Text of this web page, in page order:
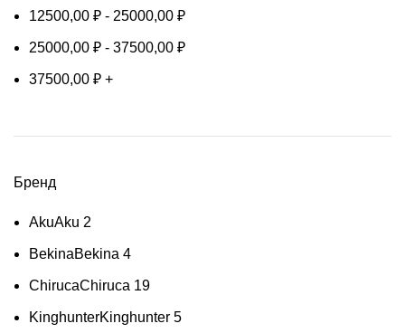
12500,00 ₽ - 25000,00 ₽
25000,00 ₽ - 37500,00 ₽
37500,00 ₽ +
Бренд
AkuAku 2
BekinaBekina 4
ChirucaChiruca 19
KinghunterKinghunter 5